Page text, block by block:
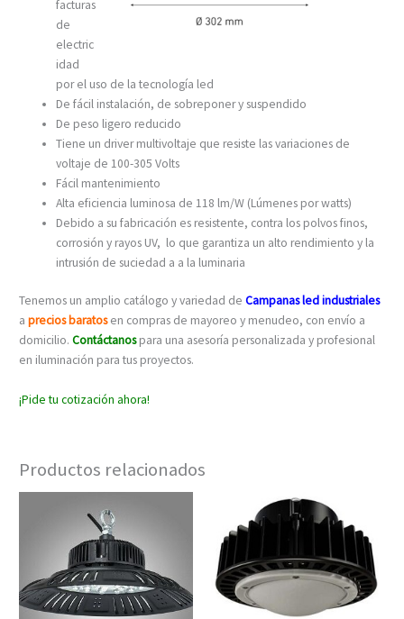
facturas
de
electric
idad
por el uso de la tecnología led
De fácil instalación, de sobreponer y suspendido
De peso ligero reducido
Tiene un driver multivoltaje que resiste las variaciones de
voltaje de 100-305 Volts
Fácil mantenimiento
Alta eficiencia luminosa de 118 lm/W (Lúmenes por watts)
Debido a su fabricación es resistente, contra los polvos finos,
corrosión y rayos UV, lo que garantiza un alto rendimiento y la
intrusión de suciedad a a la luminaria
Tenemos un amplio catálogo y variedad deCampanas led industriales
a precios baratosen compras de mayoreo y menudeo, con envío a
domicilio.Contáctanospara una asesoría personalizada y profesional
en iluminación para tus proyectos.
¡Pide tu cotización ahora!
Productos relacionados